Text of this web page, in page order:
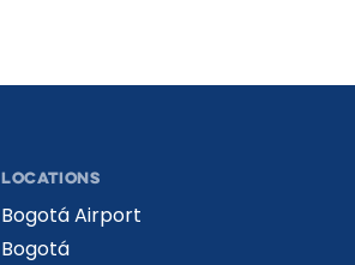
LOCATIONS
Bogotá Airport
Bogotá